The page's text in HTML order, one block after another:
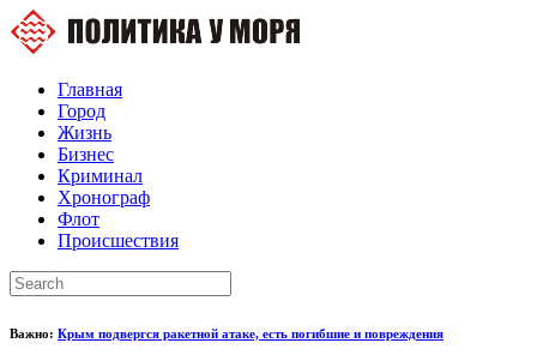
Главная
Город
Жизнь
Бизнес
Криминал
Хронограф
Флот
Происшествия
Важно: Крым подвергся ракетной атаке, есть погибшие и повреждения